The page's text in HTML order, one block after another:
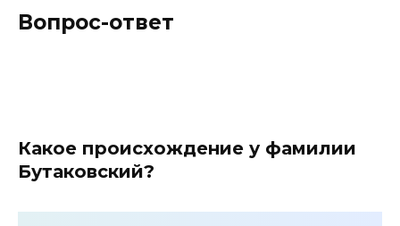
Вопрос-ответ
Какое происхождение у фамилии
Бутаковский?